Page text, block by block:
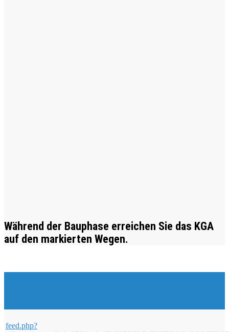
Während der Bauphase erreichen Sie das KGA
auf den markierten Wegen.
feed.php?